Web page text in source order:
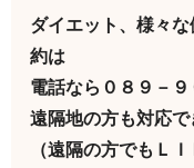
ダイエット、様々
約は
電話なら０８９－
遠隔地の方も対応
（遠隔の方でもＬ